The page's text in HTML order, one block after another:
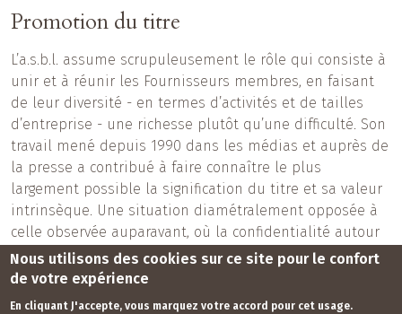
Promotion du titre
L’a.s.b.l. assume scrupuleusement le rôle qui consiste à
unir et à réunir les Fournisseurs membres, en faisant
de leur diversité - en termes d’activités et de tailles
d’entreprise - une richesse plutôt qu’une difficulté. Son
travail mené depuis 1990 dans les médias et auprès de
la presse a contribué à faire connaître le plus
largement possible la signification du titre et sa valeur
intrinsèque. Une situation diamétralement opposée à
celle observée auparavant, où la confidentialité autour
du brevet était telle que le public n’en avait
pratiquement plus conscience.
Nous utilisons des cookies sur ce site pour le confort
de votre expérience
En cliquant J'accepte, vous marquez votre accord pour cet usage.